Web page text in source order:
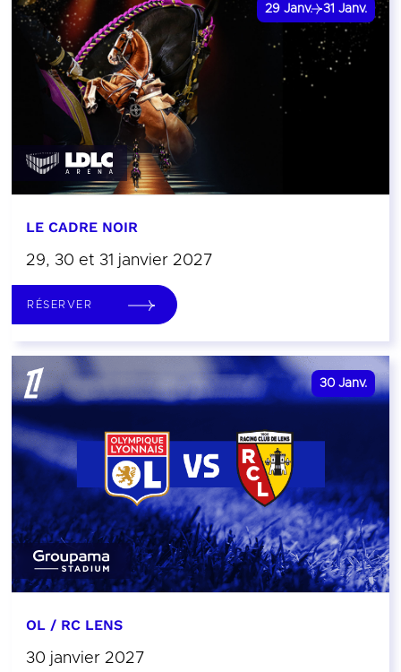
29 Janv. 31 Janv.
LE CADRE NOIR
29, 30 et 31 janvier 2027
RÉSERVER
30 Janv.
OL / RC LENS
30 janvier 2027